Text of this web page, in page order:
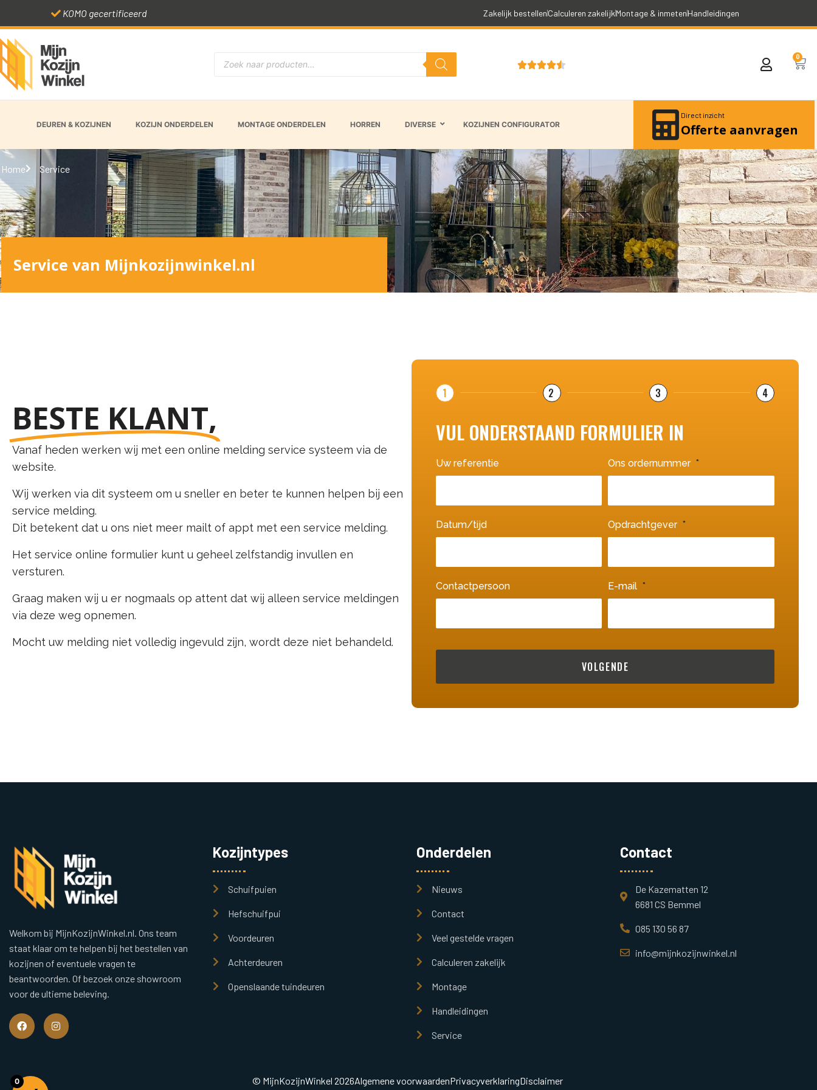
KOMO gecertificeerd Zakelijk bestellenCalculeren zakelijkMontage & inmetenHandleidingen

0
DEUREN & KOZIJNEN KOZIJN ONDERDELEN MONTAGE ONDERDELEN HORREN DIVERSE KOZIJNEN CONFIGURATOR
Direct inzicht
Offerte aanvragen
Home Service
Service van Mijnkozijnwinkel.nl
BESTE KLANT,
Vanaf heden werken wij met een online melding service systeem via de
website.
Wij werken via dit systeem om u sneller en beter te kunnen helpen bij een
service melding.
Dit betekent dat u ons niet meer mailt of appt met een service melding.
Het service online formulier kunt u geheel zelfstandig invullen en
versturen.
Graag maken wij u er nogmaals op attent dat wij alleen service meldingen
via deze weg opnemen.
Mocht uw melding niet volledig ingevuld zijn, wordt deze niet behandeld.
1 2 3 4
VUL ONDERSTAAND FORMULIER IN
Uw referentie Ons ordernummer
Datum/tijd Opdrachtgever
Contactpersoon E-mail
VOLGENDE
Welkom bij MijnKozijnWinkel.nl. Ons team
staat klaar om te helpen bij het bestellen van
kozijnen of eventuele vragen te
beantwoorden. Of bezoek onze showroom
voor de ultieme beleving.
Kozijntypes
Schuifpuien
Hefschuifpui
Voordeuren
Achterdeuren
Openslaande tuindeuren
Onderdelen
Nieuws
Contact
Veel gestelde vragen
Calculeren zakelijk
Montage
Handleidingen
Service
Contact
De Kazematten 12
6681 CS Bemmel
085 130 56 87
info@mijnkozijnwinkel.nl
© MijnKozijnWinkel 2026Algemene voorwaardenPrivacyverklaringDisclaimer
0